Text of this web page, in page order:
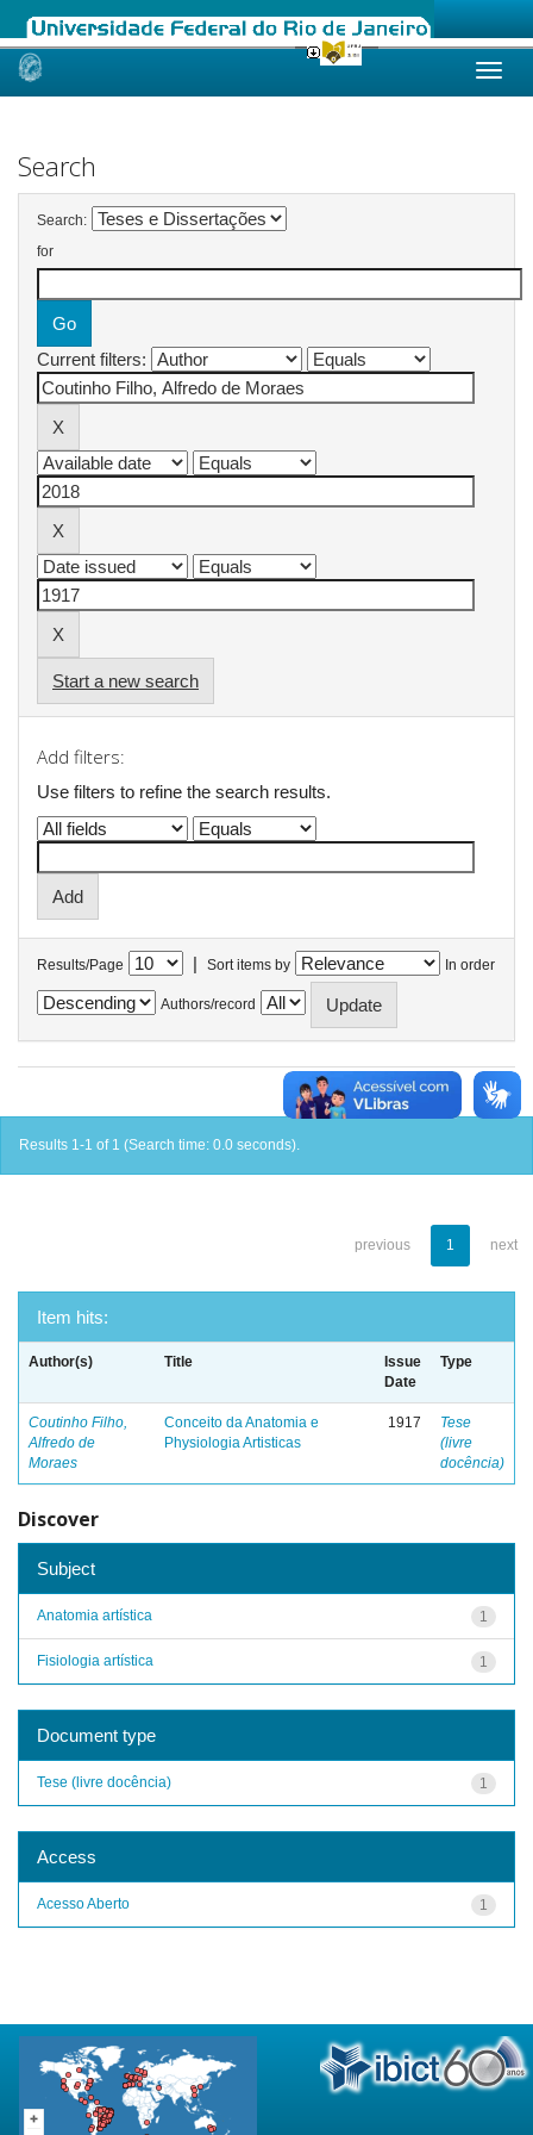
Skip
Search
Search:
for
Current filters:
Start a new search
Add filters:
Use filters to refine the search results.
Results/Page | Sort items by In order
Authors/record
Results 1-1 of 1 (Search time: 0.0 seconds).
previous 1 next
Item hits:
Author(s) Title
Issue
Date
Type
Coutinho Filho,
Alfredo de
Moraes
Conceito da Anatomia e
Physiologia Artisticas
1917
Tese
(livre
docência)
Discover
Subject
1
Anatomia artística
1
Fisiologia artística
Document type
1
Tese (livre docência)
Access
1
Acesso Aberto